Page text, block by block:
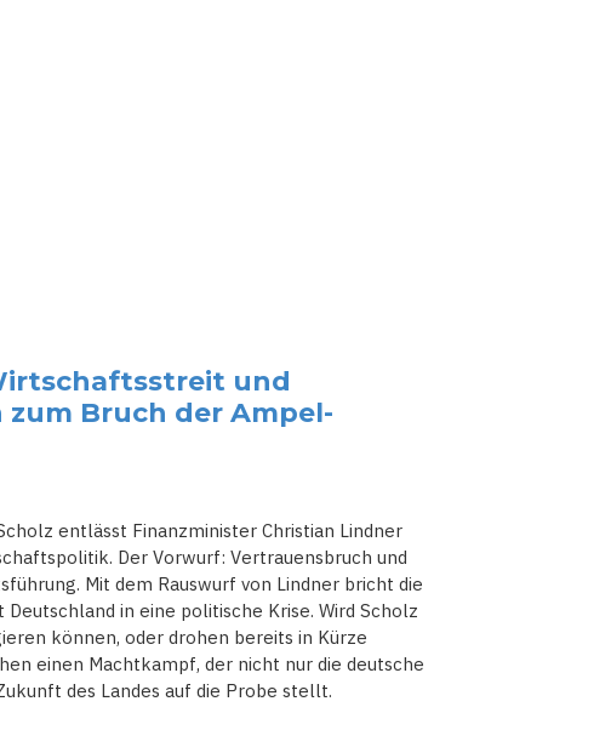
und
Bruch der Ampel-
entlässt Finanzminister Christian Lindner
Der Vorwurf: Vertrauensbruch und
Mit dem Rauswurf von Lindner bricht die
in eine politische Krise. Wird Scholz
können, oder drohen bereits in Kürze
einen Machtkampf, der nicht nur die deutsche
des Landes auf die Probe stellt.